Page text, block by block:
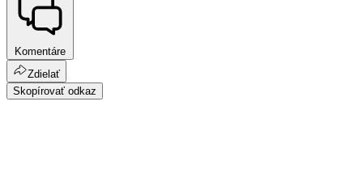
Komentáre
Zdielať
Skopírovať odkaz